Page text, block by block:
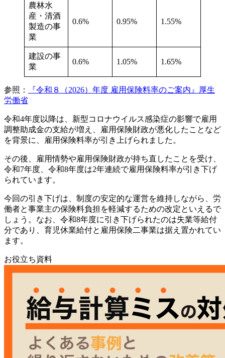
農林水
産・清酒
製造の事
業
0.6% 0.95% 1.55%
建設の事
業
0.6% 1.05% 1.65%
参照：
『令和８（2026）年度 雇用保険料率のご案内』厚生
労働省
令和4年度以降は、新型コロナウイルス感染症の影響で雇用
調整助成金の支給が増え、雇用保険財政が悪化したことなど
を背景に、雇用保険料率が引き上げられました。
その後、雇用情勢や雇用保険財政が持ち直したことを受け、
令和7年度、令和8年度は2年連続で雇用保険料率が引き下げ
られています。
今回の引き下げは、制度の安定的な運営を維持しながら、労
働者と事業主の保険料負担を軽減するための改定といえるで
しょう。なお、令和8年度に引き下げられたのは失業等給付
分であり、育児休業給付と雇用保険二事業は据え置かれてい
ます。
お役立ち資料